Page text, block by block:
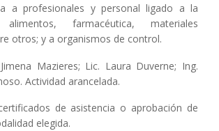
a profesionales y personal ligado a la
farmacéutica, materiales
otros; y a organismos de control.
Mazieres; Lic. Laura Duverne; Ing.
Actividad arancelada.
de asistencia o aprobación de
elegida.